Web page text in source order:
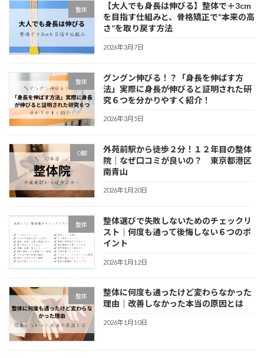
整体
【大人でも身長は伸びる】整体で＋3cm
を目指す仕組みと、骨格矯正で“本来の高
さ”を取り戻す方法
2026年3月7日
整体
グングン伸びる！？「身長を伸ばす方
法」実際に身長が伸びると証明された研
究６つを分かりやすく紹介！
2026年3月5日
O脚
外苑前駅から徒歩２分！１２年目の整体
院｜なぜ口コミが良いの？ 東京都港区
南青山
2026年1月20日
整体
整体選びで失敗しないためのチェックリ
スト｜何度も通って後悔しない６つのポ
イント
2026年1月12日
整体
整体に何度も通ったけど変わらなかった
理由｜改善しなかった本当の原因とは
2026年1月10日